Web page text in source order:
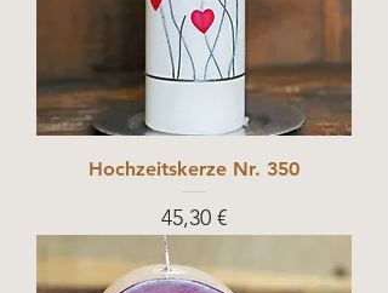
Hochzeitskerze Nr. 350
Prix
45,30 €